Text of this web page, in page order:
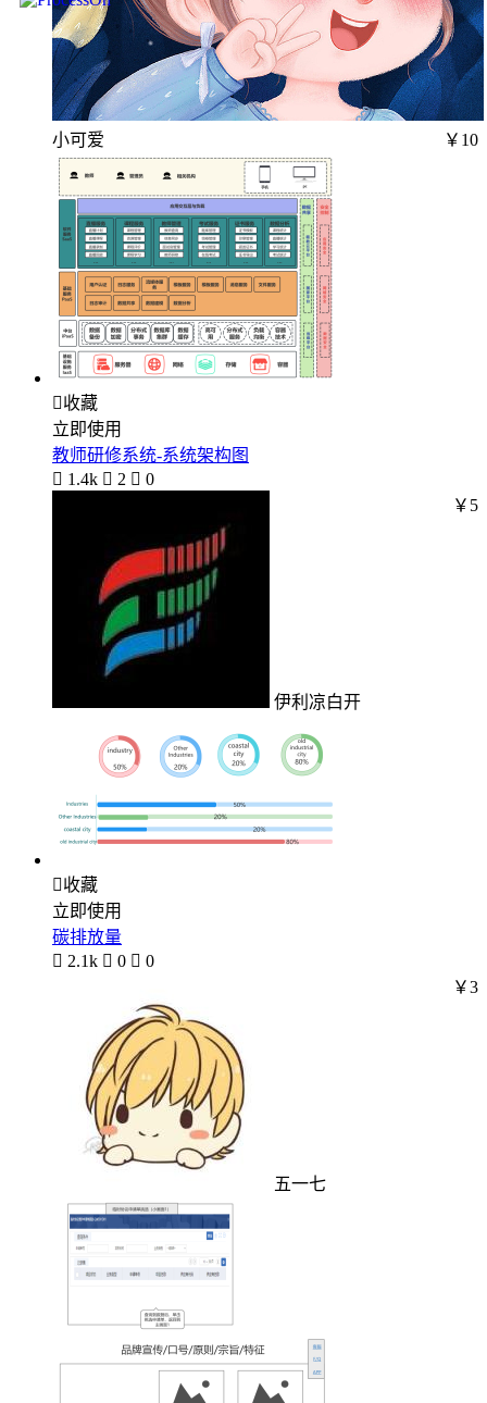
小可爱 ￥10
收藏
立即使用
教师研修系统-系统架构图
 1.4k  2  0
伊利凉白开
￥5
收藏
立即使用
碳排放量
 2.1k  0  0
五一七
￥3